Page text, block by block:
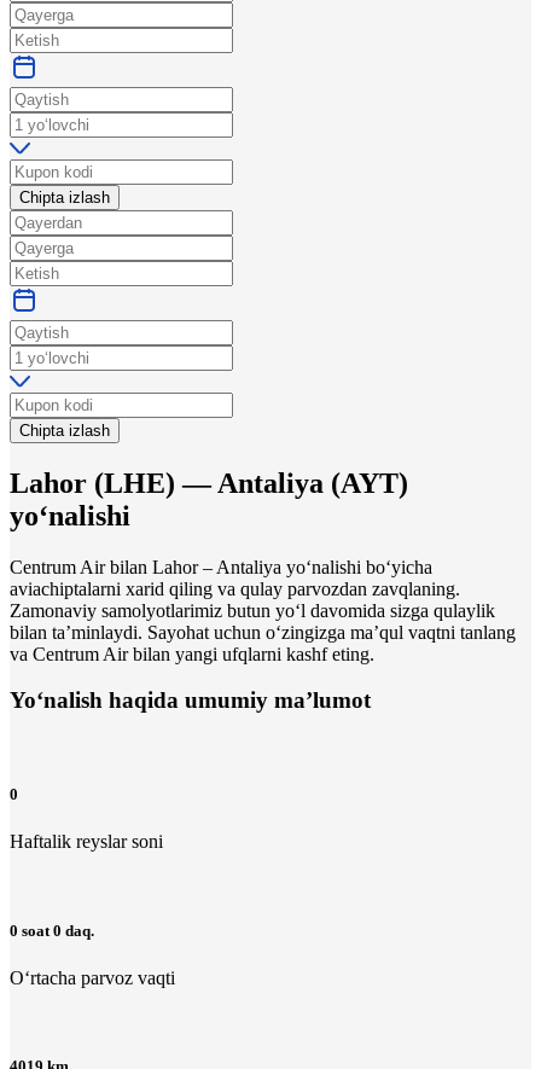
Chipta izlash
Chipta izlash
Lahor (LHE) —Antaliya (AYT)
yo‘nalishi
Centrum Air bilan Lahor – Antaliya yo‘nalishi bo‘yicha
aviachiptalarni xarid qiling va qulay parvozdan zavqlaning.
Zamonaviy samolyotlarimiz butun yo‘l davomida sizga qulaylik
bilan ta’minlaydi. Sayohat uchun o‘zingizga maʼqul vaqtni tanlang
va Centrum Air bilan yangi ufqlarni kashf eting.
Yo‘nalish haqida umumiy ma’lumot
0
Haftalik reyslar soni
0 soat 0 daq.
O‘rtacha parvoz vaqti